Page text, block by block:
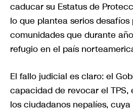
caducar su Estatus de
lo que plantea serios desafíos
comunidades que durante
refugio en el país
El fallo judicial es claro: el
capacidad de revocar el
los ciudadanos nepalíes,